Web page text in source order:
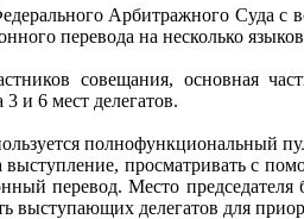
Арбитражного Суда
перевода на несколько
совещания, основная
и 6 мест делегатов.
полнофункциональный
выступление, просматривать с
перевод. Место председателя
выступающих делегатов для